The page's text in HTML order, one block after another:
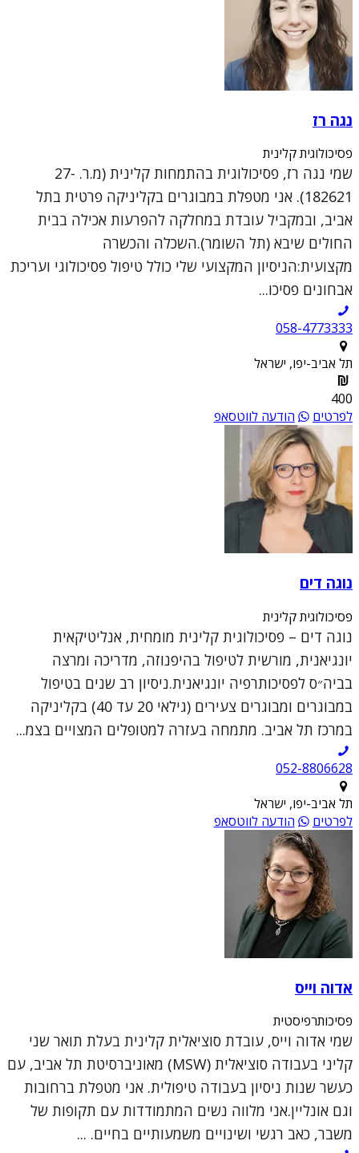
נגה רז
פסיכולוגית קלינית
שמי נגה רז, פסיכולוגית בהתמחות קלינית (מ.ר. 27-
182621). אני מטפלת במבוגרים בקליניקה פרטית בתל
אביב, ובמקביל עובדת במחלקה להפרעות אכילה בבית
החולים שיבא (תל השומר).השכלה והכשרה
מקצועית:הניסיון המקצועי שלי כולל טיפול פסיכולוגי ועריכת
אבחונים פסיכו...
058-4773333
תל אביב-יפו, ישראל
400
לפרטים
הודעה לווטסאפ
נוגה דים
פסיכולוגית קלינית
נוגה דים – פסיכולוגית קלינית מומחית, אנליטיקאית
יונגיאנית, מורשית לטיפול בהיפנוזה, מדריכה ומרצה
בביה״ס לפסיכותרפיה יונגיאנית.ניסיון רב שנים בטיפול
במבוגרים ומבוגרים צעירים (גילאי 20 עד 40) בקליניקה
במרכז תל אביב. מתמחה בעזרה למטופלים המצויים בצמ...
052-8806628
תל אביב-יפו, ישראל
לפרטים
הודעה לווטסאפ
אדוה וייס
פסיכותרפיסטית
שמי אדוה וייס, עובדת סוציאלית קלינית בעלת תואר שני
קליני בעבודה סוציאלית (MSW) מאוניברסיטת תל אביב, עם
כעשר שנות ניסיון בעבודה טיפולית. אני מטפלת ברחובות
וגם אונליין.אני מלווה נשים המתמודדות עם תקופות של
משבר, כאב רגשי ושינויים משמעותיים בחיים. ...